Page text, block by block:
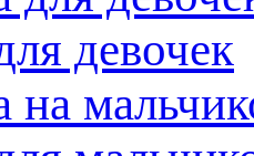
девочек
на